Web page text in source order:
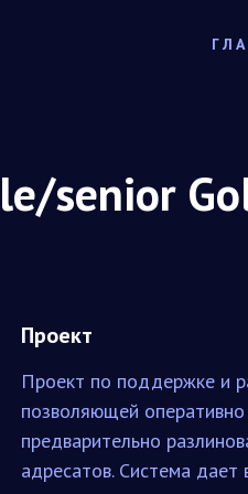
senior
Проект
Проект по поддержке и
позволяющей
предварительно
адресатов. Система